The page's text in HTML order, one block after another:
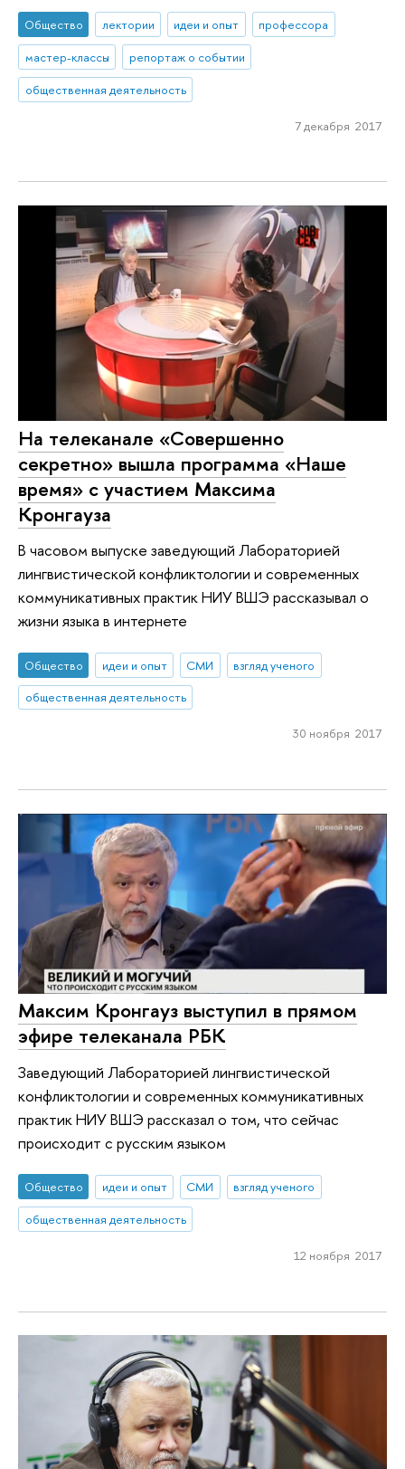
Общество лектории идеи и опыт
профессора
мастер-классы
репортаж о событии
общественная деятельность
7 декабря 2017
На телеканале «Совершенно
секретно» вышла программа «Наше
время» с участием Максима
Кронгауза
В часовом выпуске заведующий Лабораторией
лингвистической конфликтологии и современных
коммуникативных практик НИУ ВШЭ рассказывал о
жизни языка в интернете
Общество идеи и опыт СМИ
взгляд ученого
общественная деятельность
30 ноября 2017
Максим Кронгауз выступил в прямом
эфире телеканала РБК
Заведующий Лабораторией лингвистической
конфликтологии и современных коммуникативных
практик НИУ ВШЭ рассказал о том, что сейчас
происходит с русским языком
Общество идеи и опыт СМИ
взгляд ученого
общественная деятельность
12 ноября 2017